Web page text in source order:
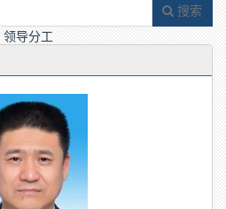
搜索
领导分工